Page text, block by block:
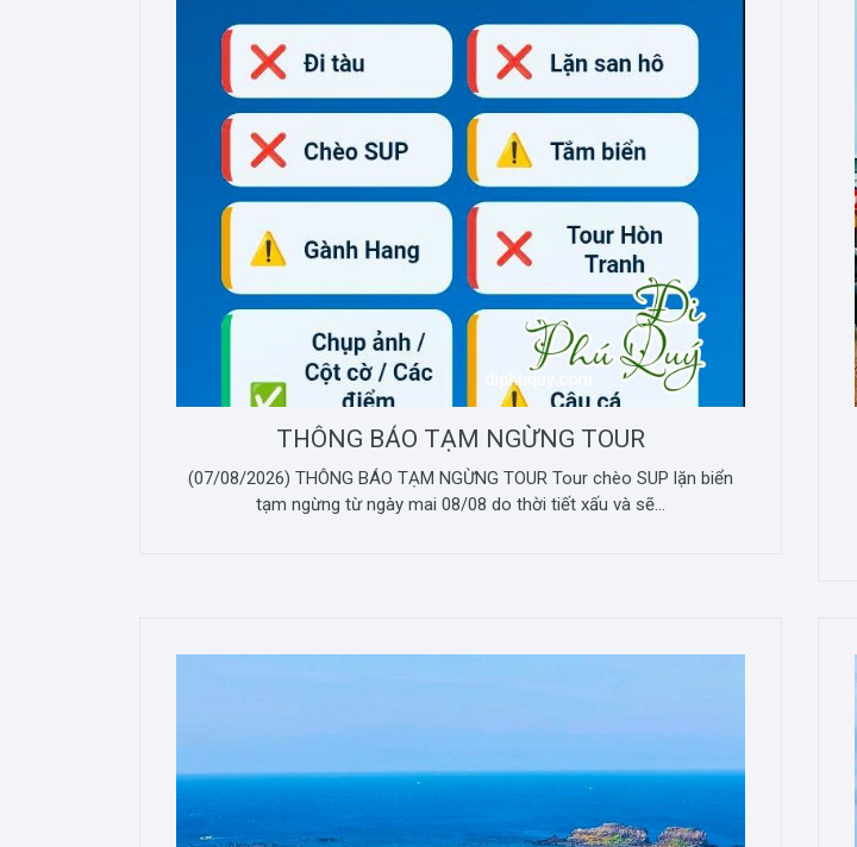
THÔNG BÁO TẠM NGỪNG TOUR
(07/08/2026) THÔNG BÁO TẠM NGỪNG TOUR Tour chèo SUP lặn biển
tạm ngừng từ ngày mai 08/08 do thời tiết xấu và sẽ...